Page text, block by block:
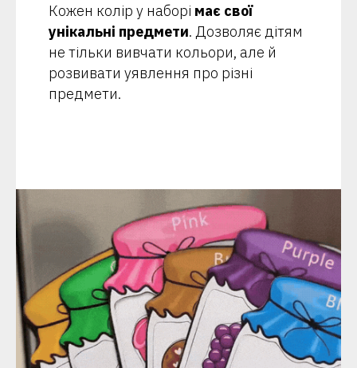
Кожен колір у наборі має свої
унікальні предмети. Дозволяє дітям
не тільки вивчати кольори, але й
розвивати уявлення про різні
предмети.